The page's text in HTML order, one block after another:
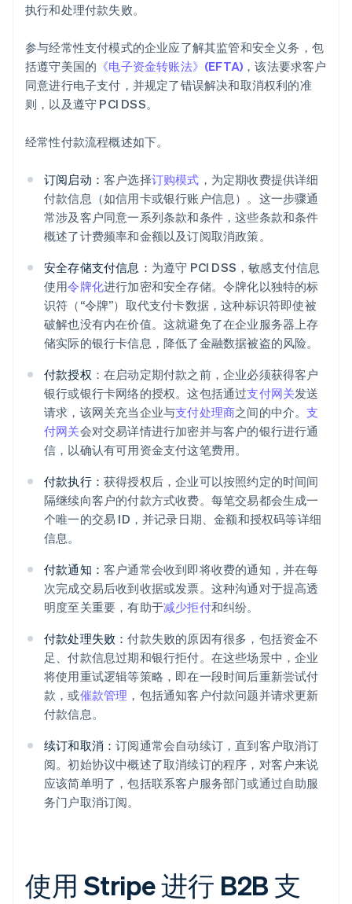
执行和处理付款失败。
参与经常性支付模式的企业应了解其监管和安全义务，包
括遵守美国的 《电子资金转账法》(EFTA) ，该法要求客户
同意进行电子支付，并规定了错误解决和取消权利的准
则，以及遵守 PCI DSS。
经常性付款流程概述如下。
订阅启动： 客户选择订购模式 ，为定期收费提供详细
付款信息（如信用卡或银行账户信息）。这一步骤通
常涉及客户同意一系列条款和条件，这些条款和条件
概述了计费频率和金额以及订阅取消政策。
安全存储支付信息： 为遵守 PCI DSS，敏感支付信息
使用令牌化进行加密和安全存储。令牌化以独特的标
识符（“令牌”）取代支付卡数据，这种标识符即使被
破解也没有内在价值。这就避免了在企业服务器上存
储实际的银行卡信息，降低了金融数据被盗的风险。
付款授权 ：在启动定期付款之前，企业必须获得客户
银行或银行卡网络的授权。这包括通过支付网关发送
请求，该网关充当企业与支付处理商之间的中介。支
付网关会对交易详情进行加密并与客户的银行进行通
信，以确认有可用资金支付这笔费用。
付款执行： 获得授权后，企业可以按照约定的时间间
隔继续向客户的付款方式收费。每笔交易都会生成一
个唯一的交易 ID，并记录日期、金额和授权码等详细
信息。
付款通知： 客户通常会收到即将收费的通知，并在每
次完成交易后收到收据或发票。这种沟通对于提高透
明度至关重要，有助于减少拒付和纠纷。
付款处理失败：付款失败的原因有很多，包括资金不
足、付款信息过期和银行拒付。在这些场景中，企业
将使用重试逻辑等策略，即在一段时间后重新尝试付
款，或催款管理 ，包括通知客户付款问题并请求更新
付款信息。
续订和取消：订阅通常会自动续订，直到客户取消订
阅。初始协议中概述了取消续订的程序，对客户来说
应该简单明了，包括联系客户服务部门或通过自助服
务门户取消订阅。
使用 Stripe 进行 B2B 支